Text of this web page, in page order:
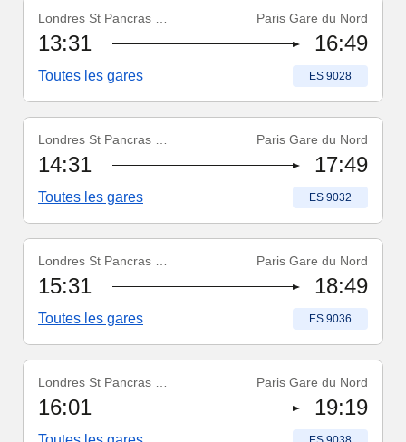
Numéro du train:
ES 9028Paris Gare du Nord
13:31 16:49
Toutes les gares Numéro du train
ES 9028
Numéro du train:
ES 9032Paris Gare du Nord
14:31 17:49
Toutes les gares Numéro du train
ES 9032
Numéro du train:
ES 9036Paris Gare du Nord
15:31 18:49
Toutes les gares Numéro du train
ES 9036
Numéro du train:
ES 9038Paris Gare du Nord
16:01 19:19
Numéro du train